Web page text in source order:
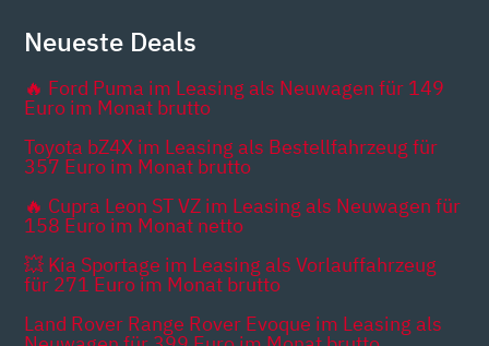
Neueste Deals
🔥 Ford Puma im Leasing als Neuwagen für 149
Euro im Monat brutto
Toyota bZ4X im Leasing als Bestellfahrzeug für
357 Euro im Monat brutto
🔥 Cupra Leon ST VZ im Leasing als Neuwagen für
158 Euro im Monat netto
💥 Kia Sportage im Leasing als Vorlauffahrzeug
für 271 Euro im Monat brutto
Land Rover Range Rover Evoque im Leasing als